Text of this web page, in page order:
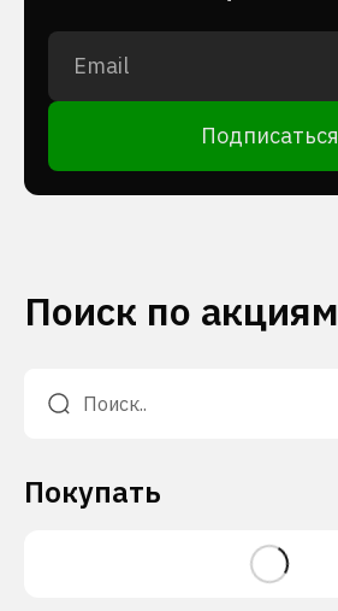
Подписаться
Поиск по акциям
Покупать